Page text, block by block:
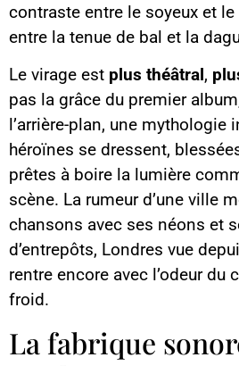
contraste entre le soyeux et
entre la tenue de bal et la
Le virage est plus théâtral,
pas la grâce du premier
l’arrière-plan, une mythologie
héroïnes se dressent,
prêtes à boire la lumière
scène. La rumeur d’une ville
chansons avec ses néons et
d’entrepôts, Londres vue
rentre encore avec l’odeur du
froid.
La fabrique